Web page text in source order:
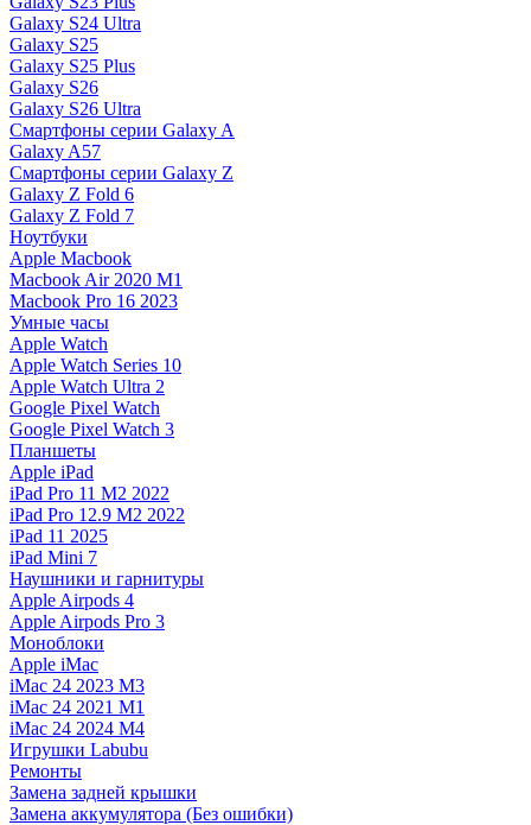
Galaxy S24 Ultra
Galaxy S25
Galaxy S25 Plus
Galaxy S26
Galaxy S26 Ultra
Смартфоны серии Galaxy A
Galaxy A57
Смартфоны серии Galaxy Z
Galaxy Z Fold 6
Galaxy Z Fold 7
Ноутбуки
Apple Macbook
Macbook Air 2020 M1
Macbook Pro 16 2023
Умные часы
Apple Watch
Apple Watch Series 10
Apple Watch Ultra 2
Google Pixel Watch
Google Pixel Watch 3
Планшеты
Apple iPad
iPad Pro 11 M2 2022
iPad Pro 12.9 M2 2022
iPad 11 2025
iPad Mini 7
Наушники и гарнитуры
Apple Airpods 4
Apple Airpods Pro 3
Моноблоки
Apple iMac
iMac 24 2023 M3
iMac 24 2021 M1
iMac 24 2024 M4
Игрушки Labubu
Ремонты
Замена задней крышки
Замена аккумулятора (Без ошибки)